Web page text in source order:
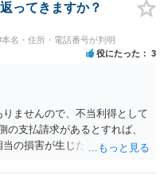
ってきますか？
本名・住所・電話番号が判明
役にたった 3
ませんので、不当利得として
支払請求があるとすれば、
の損害が生じた場合です。ご